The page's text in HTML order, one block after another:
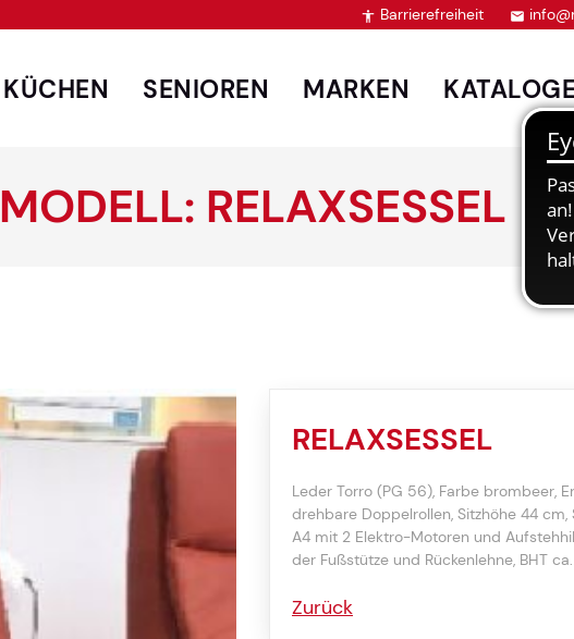
 Barrierefreiheit 
KÜCHEN SENIOREN MARKEN KATALOGE
MODELL: RELAXSESSEL
RELAXSESSEL
Leder Torro (PG 56), Farbe brombeer,
drehbare Doppelrollen, Sitzhöhe 44
A4 mit 2 Elektro-Motoren und
der Fußstütze und Rückenlehne, BHT
Zurück